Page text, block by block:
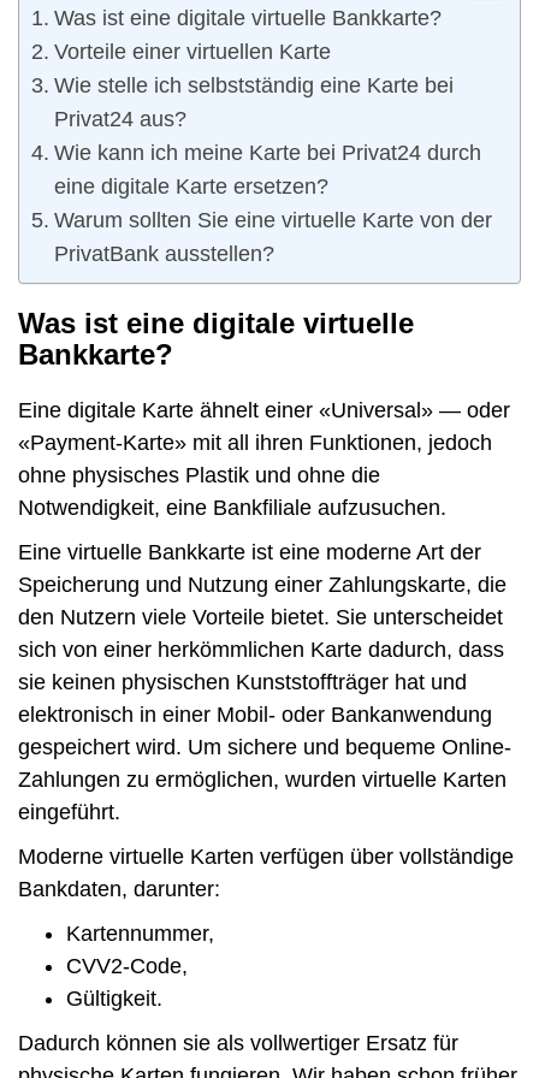
Was ist eine digitale virtuelle Bankkarte?
Vorteile einer virtuellen Karte
Wie stelle ich selbstständig eine Karte bei
Privat24 aus?
Wie kann ich meine Karte bei Privat24 durch
eine digitale Karte ersetzen?
Warum sollten Sie eine virtuelle Karte von der
PrivatBank ausstellen?
Was ist eine digitale virtuelle
Bankkarte?
Eine digitale Karte ähnelt einer «Universal» — oder
«Payment-Karte» mit all ihren Funktionen, jedoch
ohne physisches Plastik und ohne die
Notwendigkeit, eine Bankfiliale aufzusuchen.
Eine virtuelle Bankkarte ist eine moderne Art der
Speicherung und Nutzung einer Zahlungskarte, die
den Nutzern viele Vorteile bietet. Sie unterscheidet
sich von einer herkömmlichen Karte dadurch, dass
sie keinen physischen Kunststoffträger hat und
elektronisch in einer Mobil- oder Bankanwendung
gespeichert wird. Um sichere und bequeme Online-
Zahlungen zu ermöglichen, wurden virtuelle Karten
eingeführt.
Moderne virtuelle Karten verfügen über vollständige
Bankdaten, darunter:
Kartennummer,
CVV2-Code,
Gültigkeit.
Dadurch können sie als vollwertiger Ersatz für